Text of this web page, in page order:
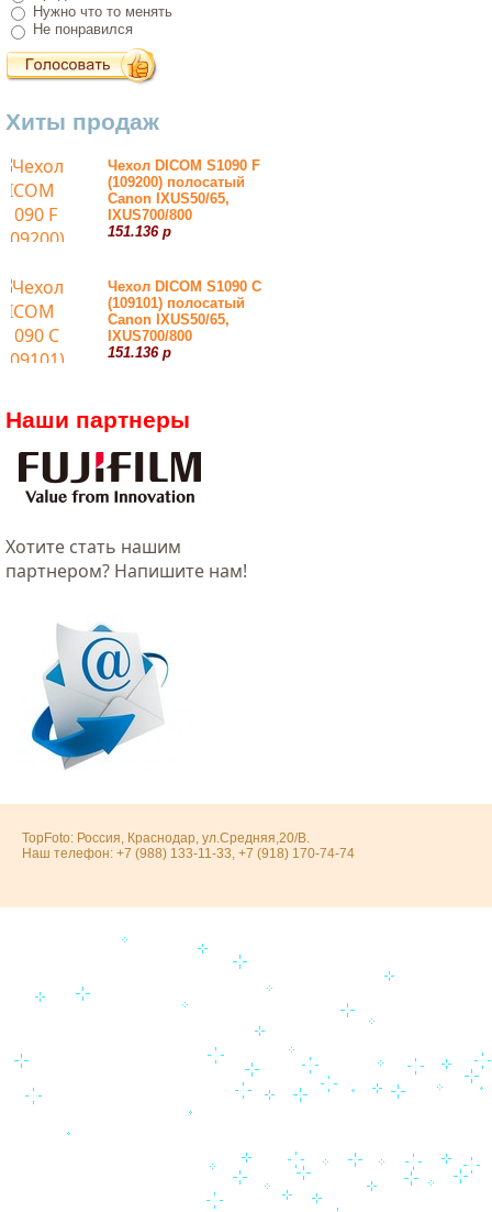
Нужно что то менять
Не понравился
Хиты продаж
Чехол DICOM S1090 F
(109200) полосатый
Canon IXUS50/65,
IXUS700/800
151.136 р
Чехол DICOM S1090 С
(109101) полосатый
Canon IXUS50/65,
IXUS700/800
151.136 р
Наши партнеры
Хотитe стать нашим
партнером? Напишите нам!
TopFoto: Россия, Краснодар, ул.Средняя,20/В.
Наш телефон: +7 (988) 133-11-33, +7 (918) 170-74-74